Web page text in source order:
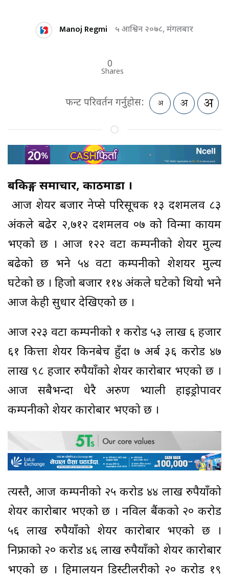
Manoj Regmi ५ आश्विन २०७८, मंगलबार
0
Shares
फन्ट परिवर्तन गर्नुहोस:
बैंकिङ्ग समाचार, काठमाडौं ।
आज शेयर बजार नेप्से परिसूचक १३ दशमलव ८३
अंकले बढेर २,७१२ दशमलव ०७ को विन्दुमा कायम
भएको छ । आज १२२ वटा कम्पनीको शेयर मुल्य
बढेको छ भने ५४ वटा कम्पनीको शेशयर मुल्य
घटेको छ । हिजो बजार ११४ अंकले घटेको थियो भने
आज केही सुधार देखिएको छ ।
आज २२३ वटा कम्पनीको १ करोड ५३ लाख ६ हजार
६१ कित्ता शेयर किनबेच हुँदा ७ अर्ब ३६ करोड ४७
लाख ९८ हजार रुपैयाँको शेयर कारोबार भएको छ ।
आज सबैभन्दा धेरै अरुण भ्याली हाइड्रोपावर
कम्पनीको शेयर कारोबार भएको छ ।
त्यस्तै, आज कम्पनीको २५ करोड ४४ लाख रुपैयाँको
शेयर कारोबार भएको छ । नविल बैंकको २० करोड
५६ लाख रुपैयाँको शेयर कारोबार भएको छ ।
निफ्राको २० करोड ४६ लाख रुपैयाँको शेयर कारोबार
भएको छ । हिमालयन डिस्टीलरीको २० करोड १९